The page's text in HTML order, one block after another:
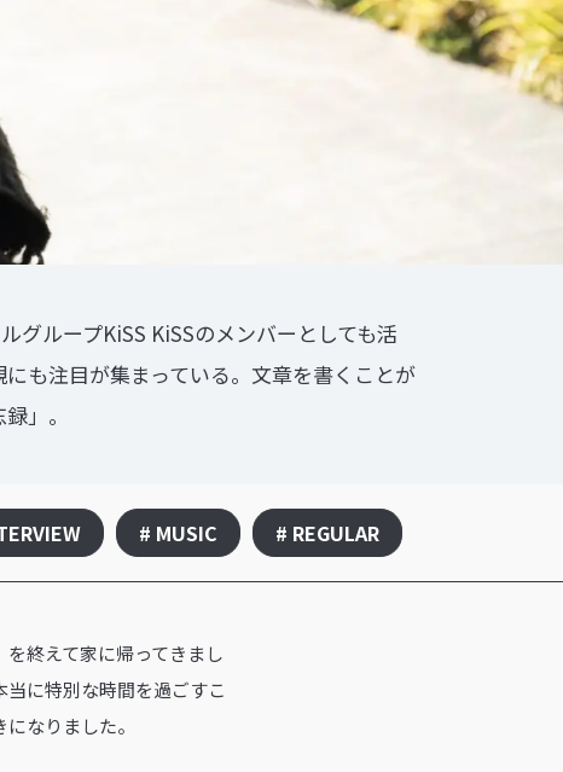
グループKiSS KiSSのメンバーとしても活
も注目が集まっている。文章を書くことが
」。
# MUSIC # REGULAR
を終えて家に帰ってきまし
に特別な時間を過ごすこ
なりました。